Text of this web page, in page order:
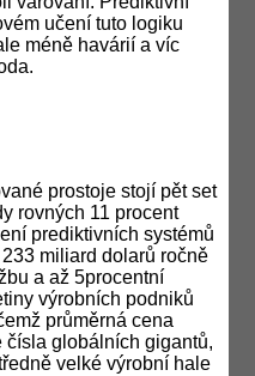
učení tuto logiku
méně havárií a víc
prostoje stojí pět set
rovných 11 procent
prediktivních systémů
miliard dolarů ročně
a až 5procentní
výrobních podniků
průměrná cena
čísla globálních gigantů,
velké výrobní hale